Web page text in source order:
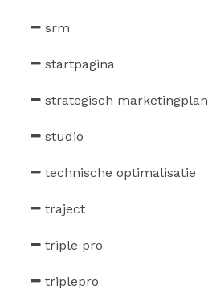
srm
startpagina
strategisch marketingplan
studio
technische optimalisatie
traject
triple pro
triplepro